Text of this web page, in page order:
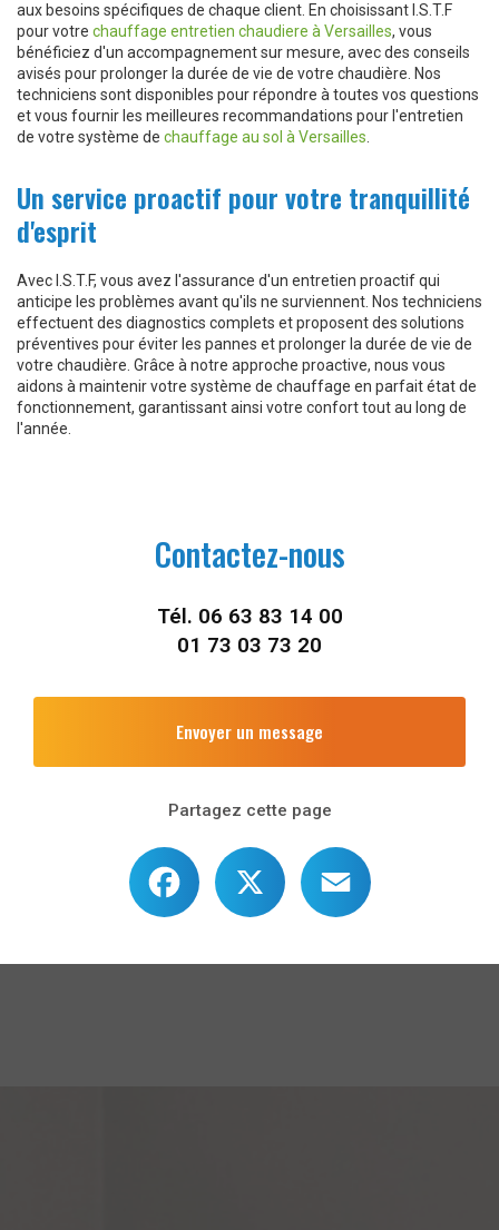
aux besoins spécifiques de chaque client. En choisissant I.S.T.F
pour votre chauffage entretien chaudiere à Versailles, vous
bénéficiez d'un accompagnement sur mesure, avec des conseils
avisés pour prolonger la durée de vie de votre chaudière. Nos
techniciens sont disponibles pour répondre à toutes vos questions
et vous fournir les meilleures recommandations pour l'entretien
de votre système de chauffage au sol à Versailles
Un service proactif pour votre tranquillité
d'esprit
Avec I.S.T.F, vous avez l'assurance d'un entretien proactif qui
anticipe les problèmes avant qu'ils ne surviennent. Nos techniciens
effectuent des diagnostics complets et proposent des solutions
préventives pour éviter les pannes et prolonger la durée de vie de
votre chaudière. Grâce à notre approche proactive, nous vous
aidons à maintenir votre système de chauffage en parfait état de
fonctionnement, garantissant ainsi votre confort tout au long de
l'année.
Contactez-nous
Tél. 06 63 83 14 00
01 73 03 73 20
Envoyer un message
Partagez cette page
Facebook